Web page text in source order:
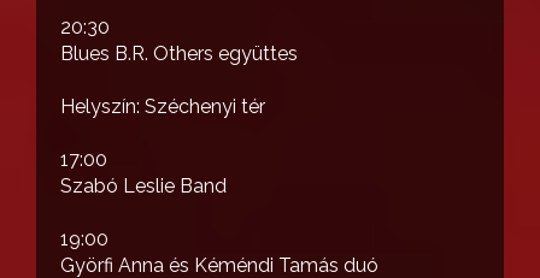
20:30
Blues B.R. Others együttes
Helyszín: Széchenyi tér
17:00
Szabó Leslie Band
19:00
Györfi Anna és Kéméndi Tamás duó